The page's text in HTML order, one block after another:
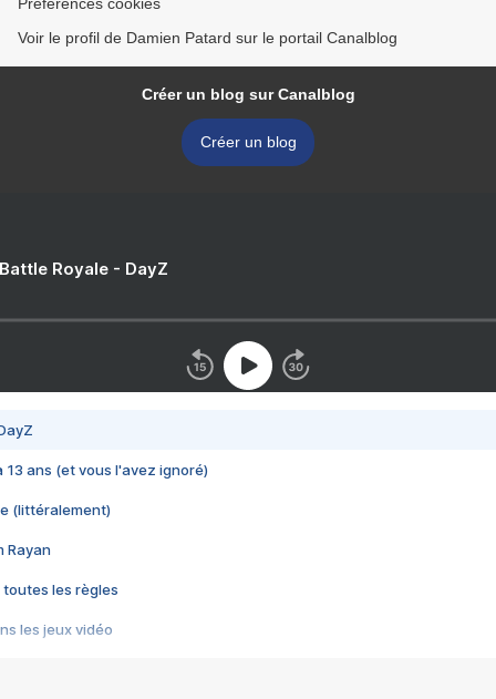
Voir le profil de Damien Patard sur le portail Canalblog
Créer un blog sur Canalblog
Créer un blog
Royale - DayZ
13 ans (et vous l'avez ignoré)
(littéralement)
Rayan
toutes les règles
les jeux vidéo